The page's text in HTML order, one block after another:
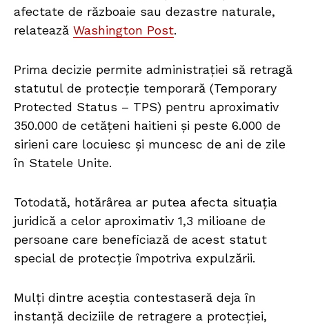
afectate de războaie sau dezastre naturale,
relatează Washington Post.
Prima decizie permite administrației să retragă
statutul de protecție temporară (Temporary
Protected Status – TPS) pentru aproximativ
350.000 de cetățeni haitieni și peste 6.000 de
sirieni care locuiesc și muncesc de ani de zile
în Statele Unite.
Totodată, hotărârea ar putea afecta situația
juridică a celor aproximativ 1,3 milioane de
persoane care beneficiază de acest statut
special de protecție împotriva expulzării.
Mulți dintre aceștia contestaseră deja în
instanță deciziile de retragere a protecției,